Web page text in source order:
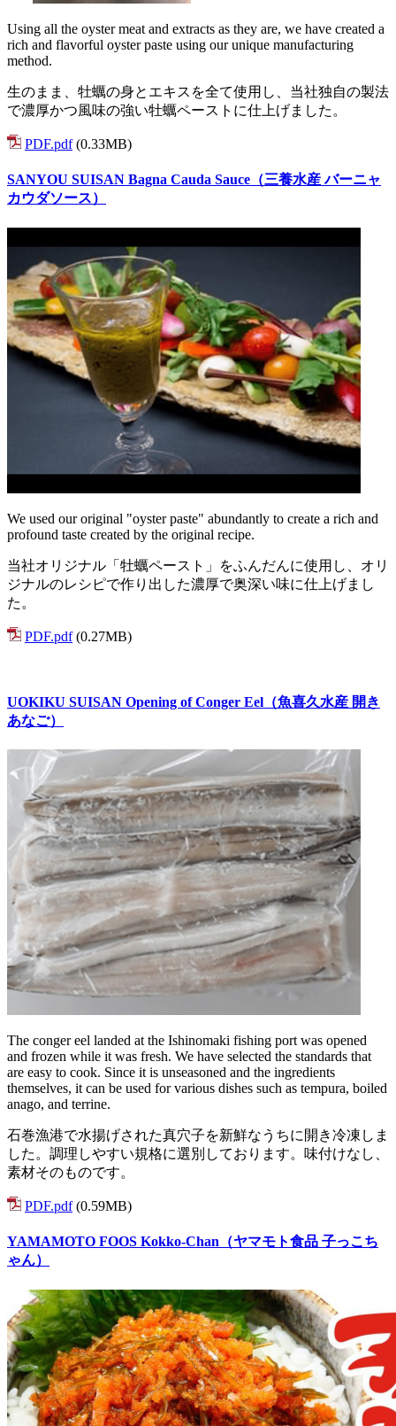
Using all the oyster meat and extracts as they are, we have created a
rich and flavorful oyster paste using our unique manufacturing
method.
生のまま、牡蠣の身とエキスを全て使用し、当社独自の製法
で濃厚かつ風味の強い牡蠣ペーストに仕上げました。
PDF.pdf (0.33MB)
SANYOU SUISAN Bagna Cauda Sauce（三養水産 バーニャ
カウダソース）
We used our original "oyster paste" abundantly to create a rich and
profound taste created by the original recipe.
当社オリジナル「牡蠣ペースト」をふんだんに使用し、オリ
ジナルのレシピで作り出した濃厚で奥深い味に仕上げまし
た。
PDF.pdf (0.27MB)
UOKIKU SUISAN Opening of Conger Eel（魚喜久水産 開き
あなご）
The conger eel landed at the Ishinomaki fishing port was opened
and frozen while it was fresh. We have selected the standards that
are easy to cook. Since it is unseasoned and the ingredients
themselves, it can be used for various dishes such as tempura, boiled
anago, and terrine.
石巻漁港で水揚げされた真穴子を新鮮なうちに開き冷凍しま
した。調理しやすい規格に選別しております。味付けなし、
素材そのものです。
PDF.pdf (0.59MB)
YAMAMOTO FOOS Kokko-Chan（ヤマモト食品 子っこち
ゃん）